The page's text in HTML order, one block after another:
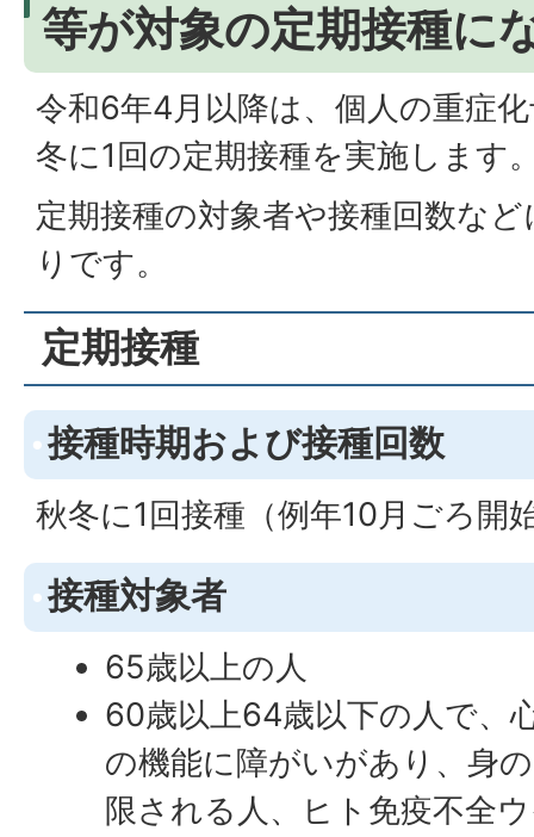
等が対象の定期接種に
令和6年4月以降は、個人の重症
冬に1回の定期接種を実施します
定期接種の対象者や接種回数な
りです。
定期接種
接種時期および接種回数
秋冬に1回接種（例年10月ごろ開
接種対象者
65歳以上の人
60歳以上64歳以下の人で、
の機能に障がいがあり、身
限される人、ヒト免疫不全